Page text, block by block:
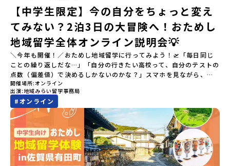
【中学生限定】今の自分をちょっと変え
てみない？2泊3日の大冒険へ！おためし
地域留学全体オンライン説明会💡
＼今年も開催！／おためし地域留学に行ってみよう！🛫「毎日同じ
ことの繰り返しだな…」「自分の行きたい高校って、自分のテストの
点数（偏差値）で決めるしかないのかな？」スマホを見ながら、進
路にモヤモヤしているそこのあなたへ！👀テストの点数ではなく、
あなたの「ワクワク（＝自分軸）」で進路を選ぶ。そんな新しい選
択肢が、「地域みらい留学」です。「でも、いきなり知らない土地
の高校に進学するなんて不安…」そんな人のために、2泊3日で気軽
にプチ体験できる【おためし地域留学】の魅力を凝縮したオンライ
ン説明会のアーカイブ（録画）を公開中です！✨＼🔥ここがすごい！
🔥／おためし地域留学 3つのワクワク🔥🔥 ①スマホじゃわからない
「圧倒的な感動」！教科書を読むだけじゃわからない、その地域な
らではの大自然や歴史を「五感」でフル体験！カヌーに乗ったり、
開催場所 オンライン
出演 地域みらい留学事務局
#オンライン